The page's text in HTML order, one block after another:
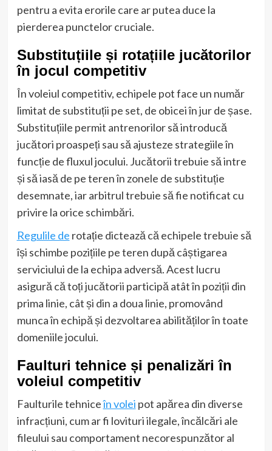
pentru a evita erorile care ar putea duce la
pierderea punctelor cruciale.
Substituțiile și rotațiile jucătorilor
în jocul competitiv
În voleiul competitiv, echipele pot face un număr
limitat de substituții pe set, de obicei în jur de șase.
Substituțiile permit antrenorilor să introducă
jucători proaspeți sau să ajusteze strategiile în
funcție de fluxul jocului. Jucătorii trebuie să intre
și să iasă de pe teren în zonele de substituție
desemnate, iar arbitrul trebuie să fie notificat cu
privire la orice schimbări.
Regulile de rotație dictează că echipele trebuie să
își schimbe pozițiile pe teren după câștigarea
serviciului de la echipa adversă. Acest lucru
asigură că toți jucătorii participă atât în poziții din
prima linie, cât și din a doua linie, promovând
munca în echipă și dezvoltarea abilităților în toate
domeniile jocului.
Faulturi tehnice și penalizări în
voleiul competitiv
Faulturile tehniceîn volei pot apărea din diverse
infracțiuni, cum ar fi lovituri ilegale, încălcări ale
fileului sau comportament necorespunzător al